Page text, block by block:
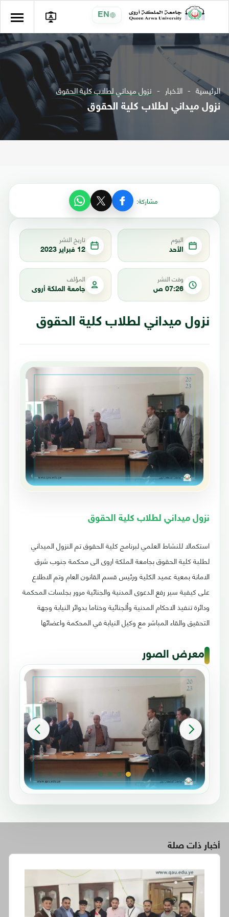
EN
الرئيسية الأخبار نزول ميداني لطلاب كلية الحقوق
نزول ميداني لطلاب كلية الحقوق
مشاركة:
اليوم
الأحد
تاريخ النشر
12 فبراير 2023
وقت النشر
07:26 ص
المؤلف
جامعة الملكة أروى
نزول ميداني لطلاب كلية الحقوق
نزول ميداني لطلاب كلية الحقوق
استكمالا للنشاط العلمي لبرنامج كلية الحقوق تم النزول الميداني
لطلبة كلية الحقوق بجامعة الملكة اروى الى محكمة جنوب شرق
الامانة بمعية عميد الكلية ورئيس قسم القانون العام وتم الاطلاع
على كيفية سير رفع الدعوى المدنية والجنائية مرور بجلسات المحكمة
ودائرة تنفيذ الاحكام المدنية وألجنائية وختاما بدوائر النيابة وجهة
التحقيق والقاء المباشر مع وكيل النيابة في المحكمة واعضائها
معرض الصور
أخبار ذات صلة